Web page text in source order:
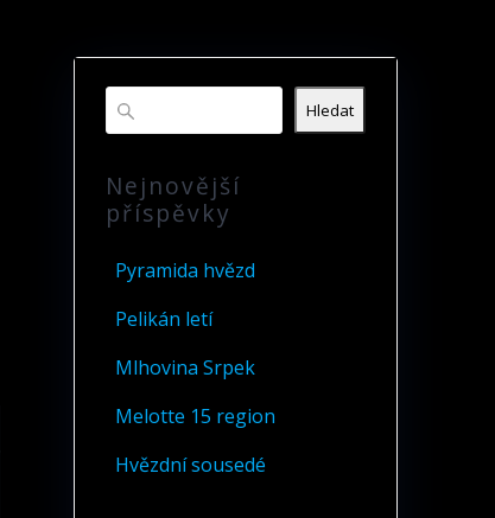
Hledat
Nejnovější
příspěvky
Pyramida hvězd
Pelikán letí
Mlhovina Srpek
Melotte 15 region
Hvězdní sousedé